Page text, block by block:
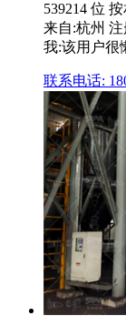
539214 位
来自:杭州 注
我:该用户很
联系电话: